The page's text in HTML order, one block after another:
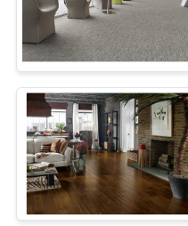
TENTANG
KITA
WISATA
PABRIK
Lantai
mewah